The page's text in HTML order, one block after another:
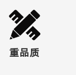
重品质